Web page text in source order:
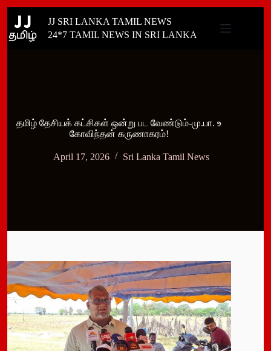
content
JJ SRI LANKA TAMIL NEWS
24*7 TAMIL NEWS IN SRI LANKA
தமிழ் தேசியக் கட்சிகள் ஒன்று பட வேண்டும்-மு.பா. உ
கோவிந்தன் கருணாகரம்!
April 17, 2026 Sri Lanka Tamil News